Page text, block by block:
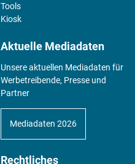
Tools
Kiosk
Aktuelle Mediadaten
Unsere aktuellen Mediadaten für
Werbetreibende, Presse und
Partner
Mediadaten 2026
Rechtliches